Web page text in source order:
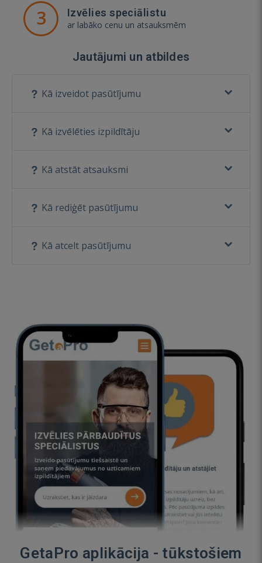
3 Izvēlies speciālistu
ar labāko cenu un atsauksmēm
Jautājumi un atbildes
Kā izveidot pasūtījumu
Kā izvēlēties izpildītāju
Kā atstāt atsauksmi
Kā rediģēt pasūtījumu
Kā atcelt pasūtījumu
GetaPro aplikācija - tūkstošiem